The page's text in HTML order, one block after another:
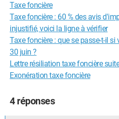
Taxe foncière
Taxe foncière : 60 % des avis
injustifié, voici la ligne à vérifier
Taxe foncière : que se passe-t-il
30 juin ?
Lettre résiliation taxe foncière
Exonération taxe foncière
4 réponses